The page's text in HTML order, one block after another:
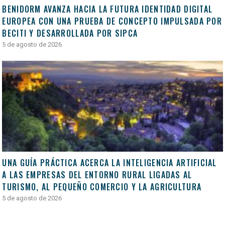
BENIDORM AVANZA HACIA LA FUTURA IDENTIDAD DIGITAL
EUROPEA CON UNA PRUEBA DE CONCEPTO IMPULSADA POR
BECITI Y DESARROLLADA POR SIPCA
5 de agosto de 2026
UNA GUÍA PRÁCTICA ACERCA LA INTELIGENCIA ARTIFICIAL
A LAS EMPRESAS DEL ENTORNO RURAL LIGADAS AL
TURISMO, AL PEQUEÑO COMERCIO Y LA AGRICULTURA
5 de agosto de 2026